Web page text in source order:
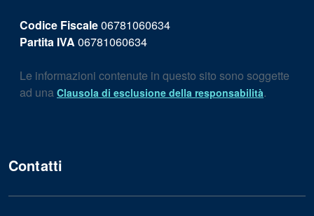
Codice Fiscale06781060634
Partita IVA 06781060634
Le informazioni contenute in questo sito sono soggette
ad una Clausola di esclusione della responsabilità.
Contatti